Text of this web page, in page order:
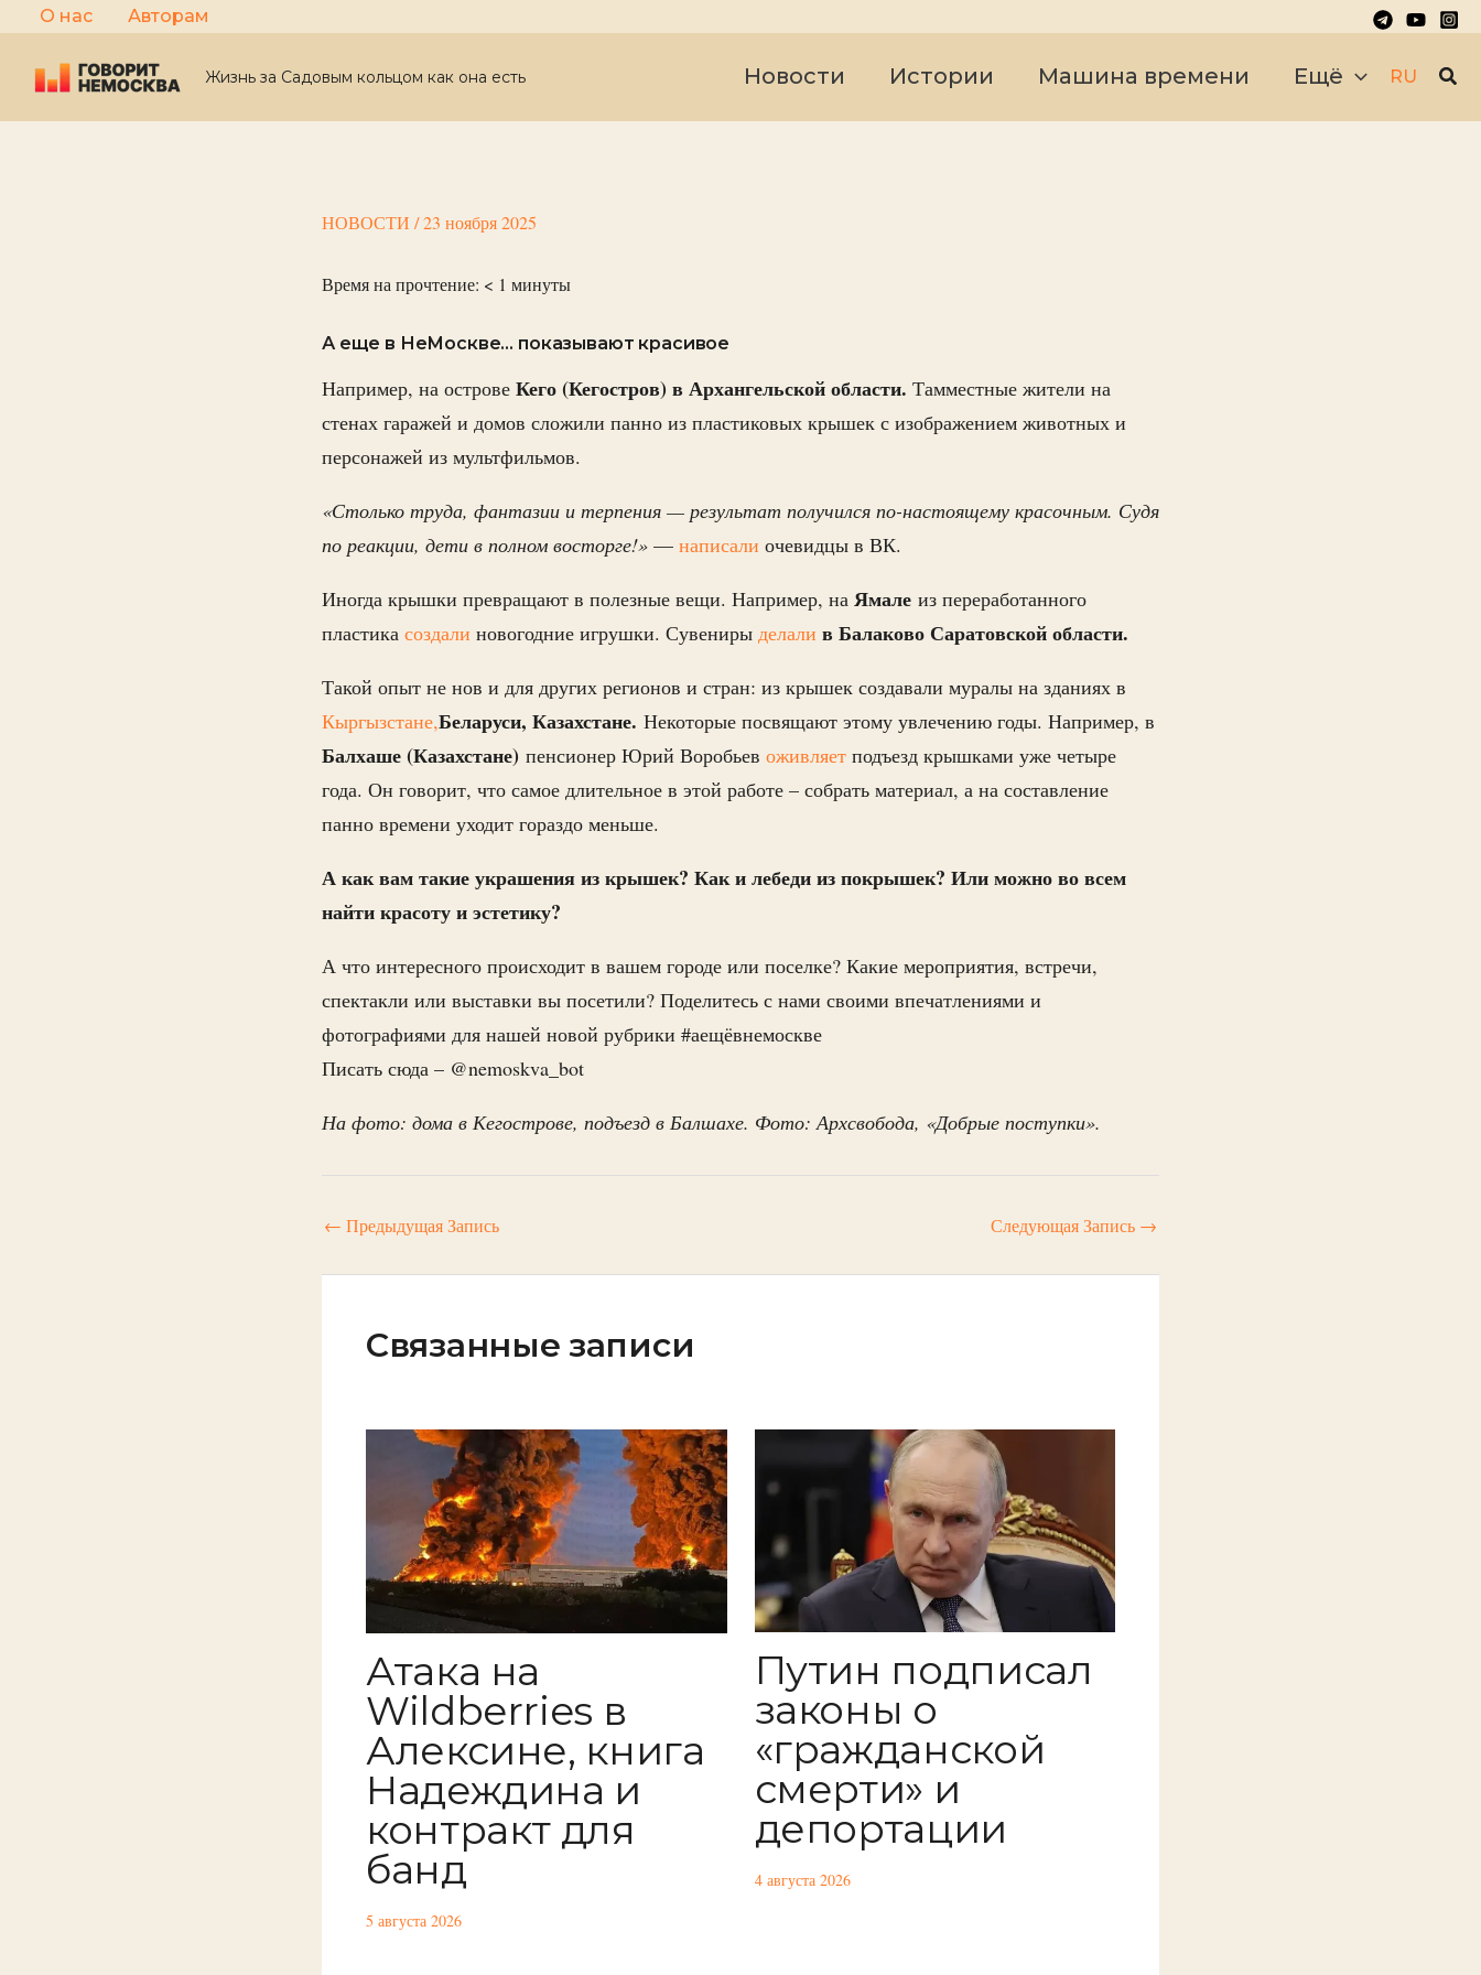
Перейти
к
содержимому
О нас Авторам
Жизнь за Садовым кольцом как она есть Новости Истории Машина времени Ещё RU
НОВОСТИ /23 ноября 2025
Время на прочтение: < 1 минуты
А еще в НеМоскве… показывают красивое
Например, на острове Кего (Кегостров) в Архангельской области. Тамместные жители на
стенах гаражей и домов сложили панно из пластиковых крышек с изображением животных и
персонажей из мультфильмов.
«Столько труда, фантазии и терпения — результат получился по-настоящему красочным. Судя
по реакции, дети в полном восторге!» — написали очевидцы в ВК.
Иногда крышки превращают в полезные вещи. Например, на Ямале из переработанного
пластика создали новогодние игрушки. Сувениры делали в Балаково Саратовской области.
Такой опыт не нов и для других регионов и стран: из крышек создавали муралы на зданиях в
Кыргызстане,Беларуси, Казахстане. Некоторые посвящают этому увлечению годы. Например, в
Балхаше (Казахстане) пенсионер Юрий Воробьев оживляет подъезд крышками уже четыре
года. Он говорит, что самое длительное в этой работе – собрать материал, а на составление
панно времени уходит гораздо меньше.
А как вам такие украшения из крышек? Как и лебеди из покрышек? Или можно во всем
найти красоту и эстетику?
А что интересного происходит в вашем городе или поселке? Какие мероприятия, встречи,
спектакли или выставки вы посетили? Поделитесь с нами своими впечатлениями и
фотографиями для нашей новой рубрики #аещёвнемоскве
Писать сюда – @nemoskva_bot
На фото: дома в Кегострове, подъезд в Балшахе. Фото: Архсвобода, «Добрые поступки».
← Предыдущая Запись Следующая Запись →
Связанные записи
Атака на
Wildberries в
Алексине, книга
Надеждина и
контракт для
банд
5 августа 2026
Путин подписал
законы о
«гражданской
смерти» и
депортации
4 августа 2026